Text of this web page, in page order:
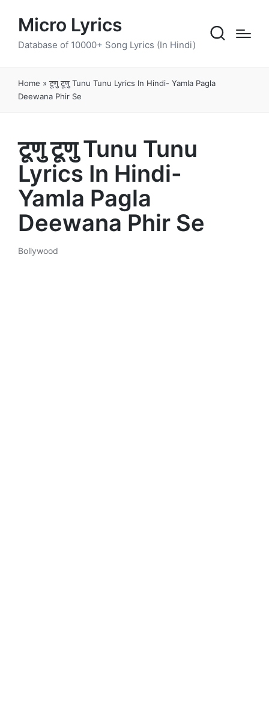
Micro Lyrics
Database of 10000+ Song Lyrics (In Hindi)
Home »टूणु टूणु Tunu Tunu Lyrics In Hindi- Yamla Pagla
Deewana Phir Se
टूणु टूणु Tunu Tunu
Lyrics In Hindi-
Yamla Pagla
Deewana Phir Se
Posted
Bollywood